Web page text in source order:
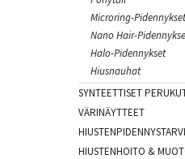
Microring-Pidennykset
Nano Hair-
Halo-Pidennykset
Hiusnauhat
SYNTEETTISET
VÄRINÄYTTEET
HIUSTENHOITO &